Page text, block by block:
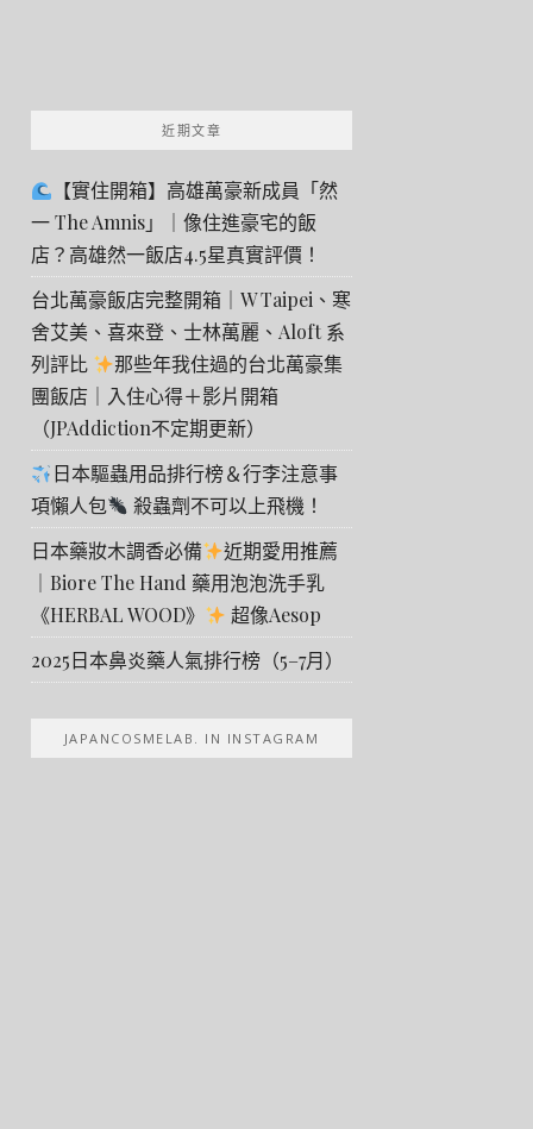
近期文章
【實住開箱】高雄萬豪新成員「然
一 The Amnis」｜像住進豪宅的飯
店？高雄然一飯店4.5星真實評價！
台北萬豪飯店完整開箱｜W Taipei、寒
舍艾美、喜來登、士林萬麗、Aloft 系
列評比
那些年我住過的台北萬豪集
團飯店｜入住心得＋影片開箱
（JPAddiction不定期更新）
日本驅蟲用品排行榜＆行李注意事
項懶人包
殺蟲劑不可以上飛機！
日本藥妝木調香必備
近期愛用推薦
｜Biore The Hand 藥用泡泡洗手乳
《HERBAL WOOD》
超像Aesop
2025日本鼻炎藥人氣排行榜（5–7月）
JAPANCOSMELAB. IN INSTAGRAM